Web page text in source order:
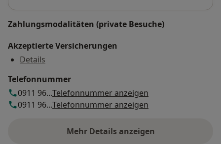
Zahlungsmodalitäten (private Besuche)
Akzeptierte Versicherungen
Details
Telefonnummer
0911 96...Telefonnummer anzeigen
0911 96...Telefonnummer anzeigen
Mehr Details anzeigen
über die Adresse